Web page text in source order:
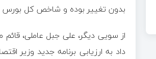
بدون تغییر بوده و شاخص کل بورس (۰.۱) درصد، شاخص قیمت (۰.۱)درصد و شاخص کل فرابورس (۰.۱)درصد افت
از سویی دیگر، علی جبل عاملی، قائم
داد به ارزیابی برنامه جدید وزیر